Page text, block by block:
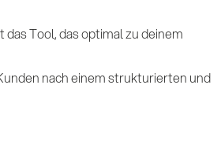
Tool, das optimal zu deinem
nach einem strukturierten und